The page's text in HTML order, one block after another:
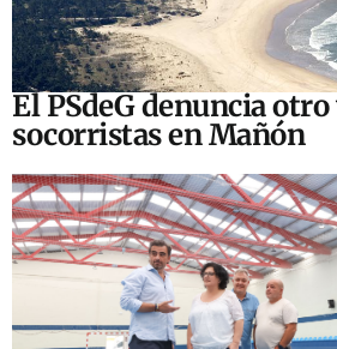
El PSdeG denuncia
socorristas en Mañón